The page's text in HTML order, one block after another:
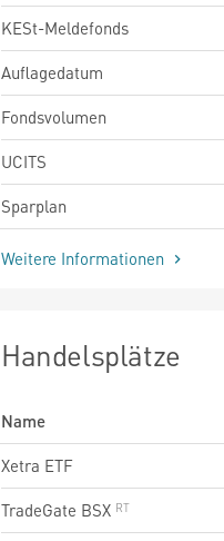
KESt-Meldefonds
Auflagedatum
Fondsvolumen
UCITS
Sparplan
Weitere Informationen
Handelsplätze
Name
Xetra ETF
TradeGate BSX